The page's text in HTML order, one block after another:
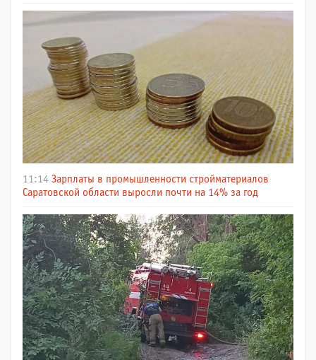
11:14 Зарплаты в промышленности стройматериалов
Саратовской области выросли почти на 14% за год